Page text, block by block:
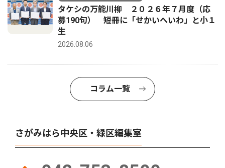
タケシの万能川柳 ２０２６年７月度（応
募190句） 短冊に「せかいへいわ」と小１
生
2026.08.06
コラム一覧
さがみはら中央区・緑区編集室